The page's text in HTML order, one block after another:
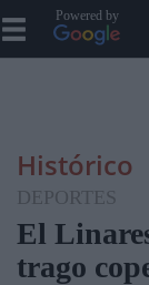
Powered by
Histórico
DEPORTES
El
trago